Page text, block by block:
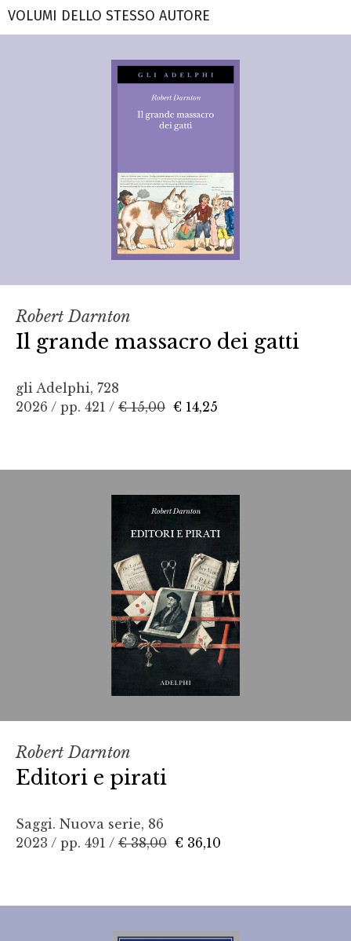
VOLUMI DELLO STESSO AUTORE
Robert Darnton
Il grande massacro dei gatti
gli Adelphi, 728
2026 / pp. 421 / € 15,00 € 14,25
Robert Darnton
Editori e pirati
Saggi. Nuova serie, 86
2023 / pp. 491 / € 38,00 € 36,10